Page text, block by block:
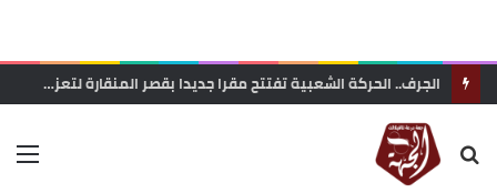
زاكورة: جمعية الفيلم الوثائقي تحتج على إقصاء ملفها من دعم المهرجانات السينمائية